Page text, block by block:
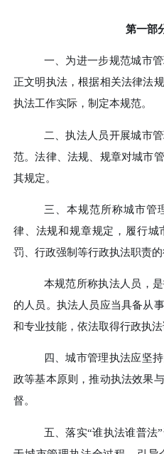
第一部
一、 为进一步规范城市
正文明执法，根据相关法律法
执法工作实际，制定本规范。
二、执法人员开展城市
范。法律、法规、规章对城市
其规定。
三、 本规范所称城市管
律、法规和规章规定，履行
罚、行政强制等行政执法职责的
本规范所称执法人员，
的人员。执法人员应当具备从
和专业技能，依法取得行政执法
四、城市管理执法应坚
政等基本原则，推动执法效果
督。
五、落实“谁执法谁普法